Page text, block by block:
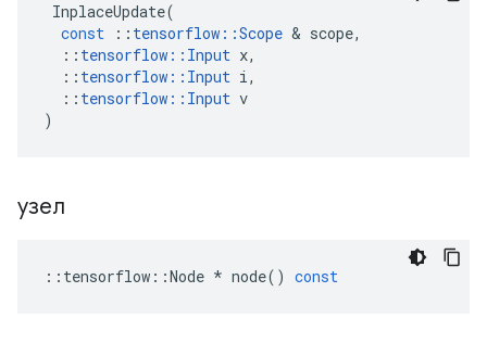
InplaceUpdate(
const
:: tensorflow ::Scope & scope,
:: tensorflow :: Input x,
:: tensorflow :: Input i,
:: tensorflow :: Input v
)
узел
:: tensorflow ::Node * node() const